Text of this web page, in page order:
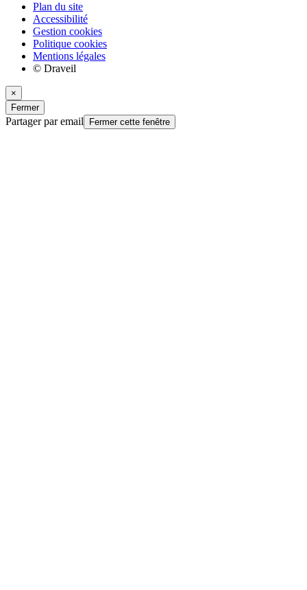
Plan du site
Accessibilité
Gestion cookies
Politique cookies
Mentions légales
© Draveil
×
Fermer
Partager par email Fermer cette fenêtre